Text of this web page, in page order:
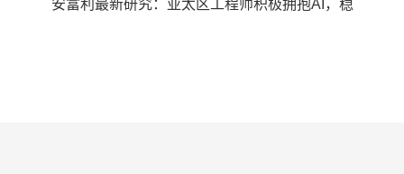
安富利最新研究：亚太区工程师积极拥抱AI，稳